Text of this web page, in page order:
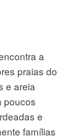
a
praias do
e areia
poucos
e
famílias